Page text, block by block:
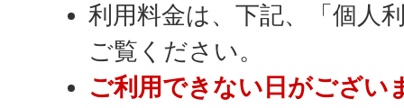
利用料金は、下記、「個人
ご覧ください。
ご利用できない日がござい